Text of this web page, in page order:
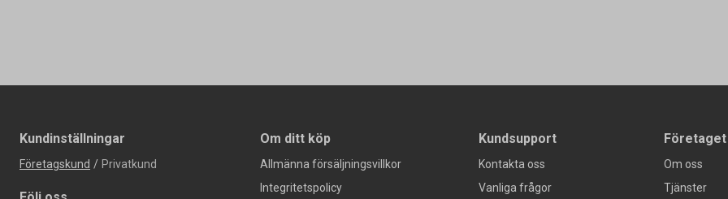
Kundinställningar
Företagskund / Privatkund
Om ditt köp
Allmänna försäljningsvillkor
Integritetspolicy
Kundsupport
Kontakta oss
Vanliga frågor
Företaget
Om oss
Tjänster